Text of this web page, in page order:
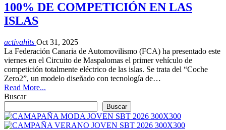
100% DE COMPETICIÓN EN LAS
ISLAS
activahits Oct 31, 2025
La Federación Canaria de Automovilismo (FCA) ha presentado este
viernes en el Circuito de Maspalomas el primer vehículo de
competición totalmente eléctrico de las islas. Se trata del “Coche
Zero2”, un modelo diseñado con tecnología de…
Read More...
Buscar
Buscar